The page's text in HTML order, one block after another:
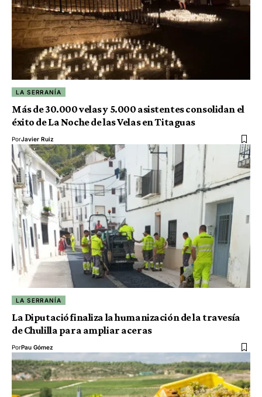
LA SERRANÍA
Más de 30.000 velas y 5.000 asistentes consolidan el
éxito de La Noche de las Velas en Titaguas
PorJavier Ruiz
LA SERRANÍA
La Diputació finaliza la humanización de la travesía
de Chulilla para ampliar aceras
PorPau Gómez